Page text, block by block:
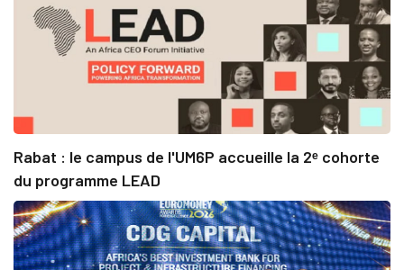
Rabat : le campus de l'UM6P accueille la 2ᵉ cohorte
du programme LEAD